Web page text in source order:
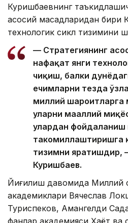
Куришбаевнинг
асосий мақсадларидан бири
технологик сикл тизимини
— Стратегиянинг
нафақат янги
чиқиш, балки
ечимларни тезда
миллий
уларни маҳаллий
улардан фойдаланиш
такомиллаштиришга
тизимни яратишдир,
Куришбаев.
Йиғилиш давомида Миллий
академиклари Вячеслав
Туриспеков, Амангелди